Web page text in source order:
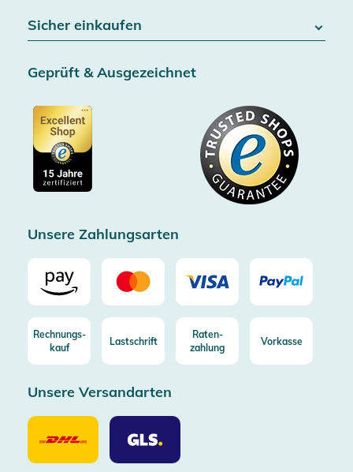
Widerrufsrecht
Vertrag widerrufen
AGB & Kundeninformationen
Datenschutz
Cookie-Einstellungen
Blog
Jobs
Gutscheine
Showroom Düsseldorf
Impressum
Sicher einkaufen
SSL-Verschlüsselung
Zertifiziert durch Trusted Shops
Käuferschutz bis 20000€
Gratis Versand ab 100€ Bestellwert (in DE/AT)
Kostenlose Rücksendung (aus DE/AT)
Geprüft & Ausgezeichnet
Unsere Zahlungsarten
Rechnungs-
kauf
Lastschrift
Raten-
zahlung
Vorkasse
Unsere Versandarten
Unsere
Versandarten
DHL
Unsere
Versandarten
GLS